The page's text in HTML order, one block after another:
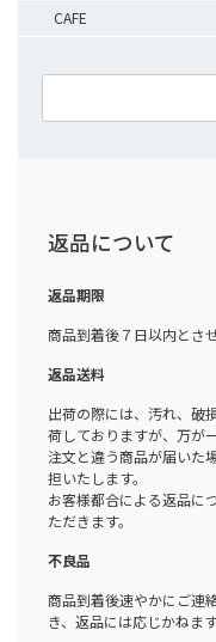
CAFE
返品について
返品期限
商品到着後７日以内とさ
返品送料
出荷の際には、汚れ、破
荷しておりますが、万が
注文と違う商品が届いた
担いたします。
お客様都合による返品に
ただきます。
不良品
商品到着後速やかにご連
き、返品には応じかねま